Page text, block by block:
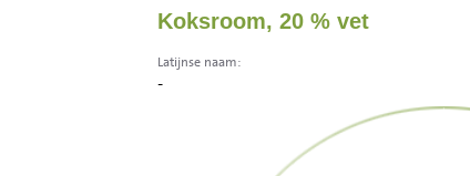
Koksroom, 20 % vet
Latijnse naam:
-